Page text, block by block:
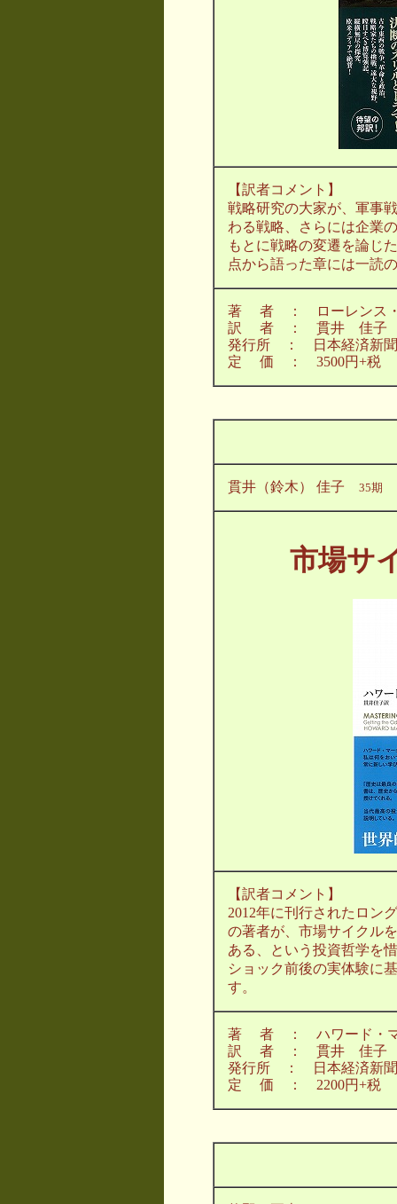
【訳者コメント】
戦略研究の大家が、軍事
わる戦略、さらには企業
もとに戦略の変遷を論じ
点から語った章には一読
著 者 ： ローレンス・
訳 者 ： 貫井 佳子
発行所 ： 日本経済新聞
定 価 ： 3500円+税
貫井（鈴木） 佳子 35期
市場サ
【訳者コメント】
2012年に刊行されたロン
の著者が、市場サイクル
ある、という投資哲学を
ショック前後の実体験に
す。
著 者 ： ハワード・マ
訳 者 ： 貫井 佳子
発行所 ： 日本経済新聞
定 価 ： 2200円+税